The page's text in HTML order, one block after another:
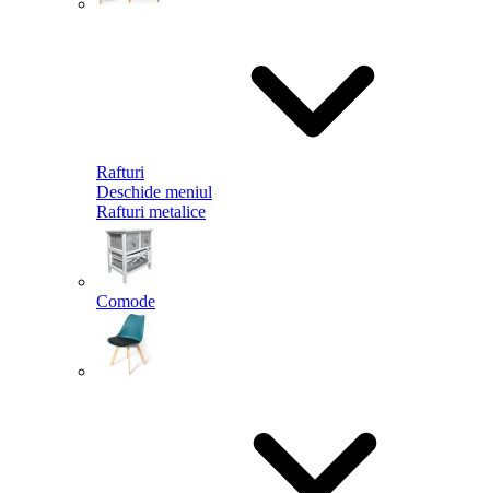
Rafturi
Deschide meniul
Rafturi metalice
Comode